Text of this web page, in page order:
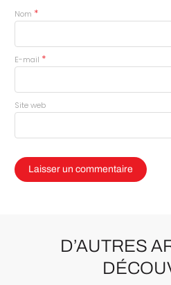
Nom *
E-mail *
Site web
D’AUTRES